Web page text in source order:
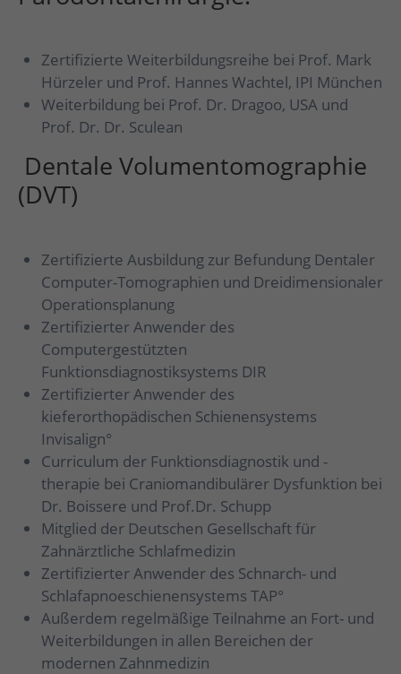
Zertifizierte Weiterbildungsreihe bei Prof. Mark
Hürzeler und Prof. Hannes Wachtel, IPI München
Weiterbildung bei Prof. Dr. Dragoo, USA und
Prof. Dr. Dr. Sculean
Dentale Volumentomographie
(DVT)
Zertifizierte Ausbildung zur Befundung Dentaler
Computer-Tomographien und Dreidimensionaler
Operationsplanung
Zertifizierter Anwender des
Computergestützten
Funktionsdiagnostiksystems DIR
Zertifizierter Anwender des
kieferorthopädischen Schienensystems
Invisalign°
Curriculum der Funktionsdiagnostik und -
therapie bei Craniomandibulärer Dysfunktion bei
Dr. Boissere und Prof.Dr. Schupp
Mitglied der Deutschen Gesellschaft für
Zahnärztliche Schlafmedizin
Zertifizierter Anwender des Schnarch- und
Schlafapnoeschienensystems TAP°
Außerdem regelmäßige Teilnahme an Fort- und
Weiterbildungen in allen Bereichen der
modernen Zahnmedizin